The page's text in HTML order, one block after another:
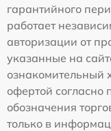
гарантийного
работает
авторизации от
указанные на
ознакомительный
офертой согласно
обозначения
только в